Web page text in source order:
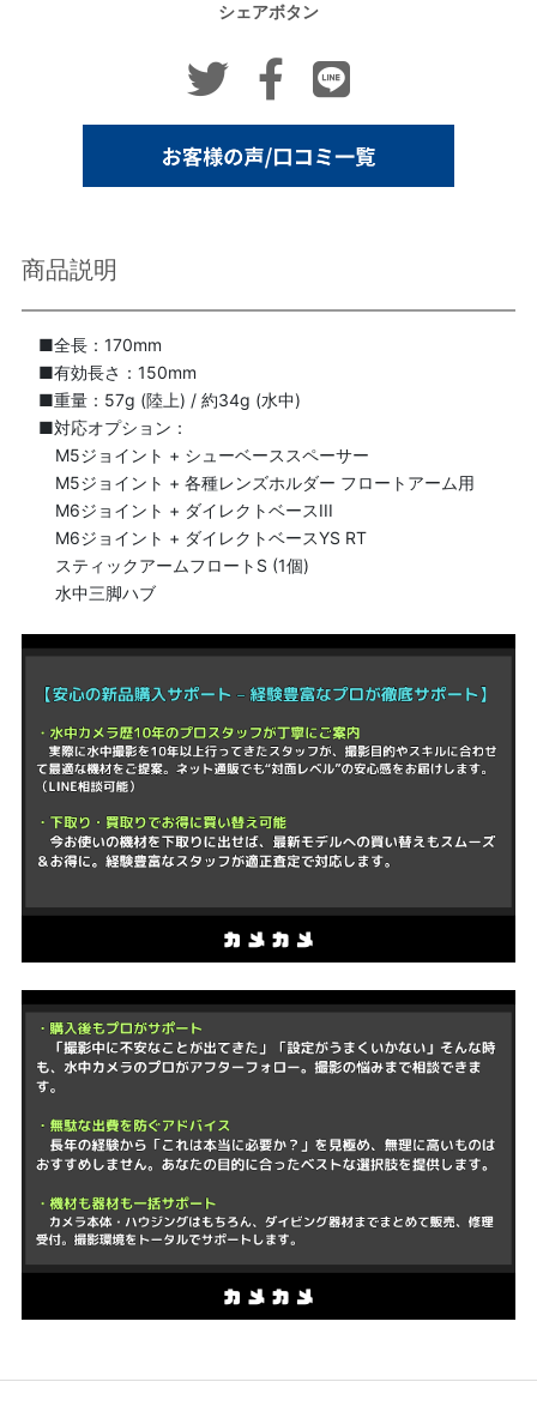
シェアボタン
商品説明
■全長：170mm
■有効長さ：150mm
■重量：57g (陸上) / 約34g (水中)
■対応オプション：
M5ジョイント + シューベーススペーサー
M5ジョイント + 各種レンズホルダー フロートアーム用
M6ジョイント + ダイレクトベースIII
M6ジョイント + ダイレクトベースYS RT
スティックアームフロートS (1個)
水中三脚ハブ